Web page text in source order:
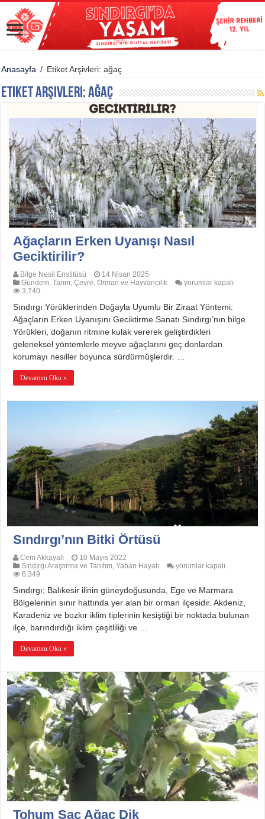
Anasayfa / Etiket Arşivleri: ağaç
Etiket Arşivleri:ağaç
Ağaçların Erken Uyanışı Nasıl
Geciktirilir?
Bilge Nesil Enstitüsü
14 Nisan 2025
Gündem,Tarım, Çevre, Orman ve Hayvancılık
Ağaçların
Nasıl
Geciktirilir?
için
yorumlar kapalı
3,740
Sındırgı Yörüklerinden Doğayla Uyumlu Bir Ziraat Yöntemi:
Ağaçların Erken Uyanışını Geciktirme Sanatı Sındırgı’nın bilge
Yörükleri, doğanın ritmine kulak vererek geliştirdikleri
geleneksel yöntemlerle meyve ağaçlarını geç donlardan
korumayı nesiller boyunca sürdürmüşlerdir. …
Devamını Oku »
Sındırgı’nın Bitki Örtüsü
Cem Akkayalı
10 Mayıs 2022
Sındırgı Araştırma ve Tanıtım,Yaban Hayatı
Sındırgı’nın
için
yorumlar kapalı
6,349
Sındırgı; Balıkesir ilinin güneydoğusunda, Ege ve Marmara
Bölgelerinin sınır hattında yer alan bir orman ilçesidir. Akdeniz,
Karadeniz ve bozkır iklim tiplerinin kesiştiği bir noktada bulunan
ilçe, barındırdığı iklim çeşitliliği ve …
Devamını Oku »
Tohum Saç Ağaç Dik